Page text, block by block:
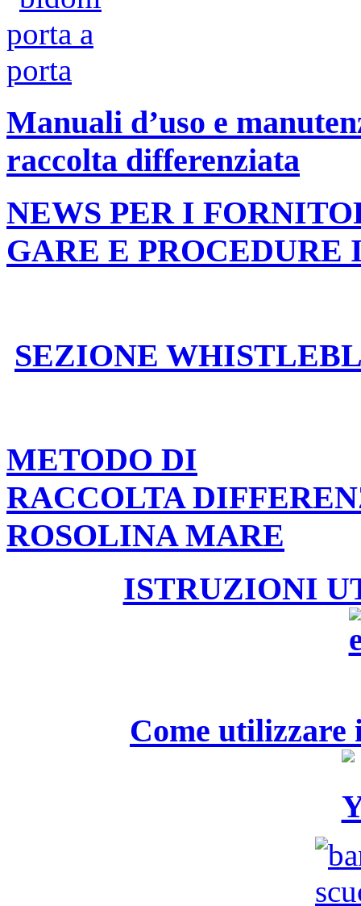
Manuali d’uso e
raccolta differenziata
NEWS PER I
GARE E PROCEDURE
SEZIONE
METODO DI
RACCOLTA
ROSOLINA MARE
ISTRUZIONI
Come utilizzare